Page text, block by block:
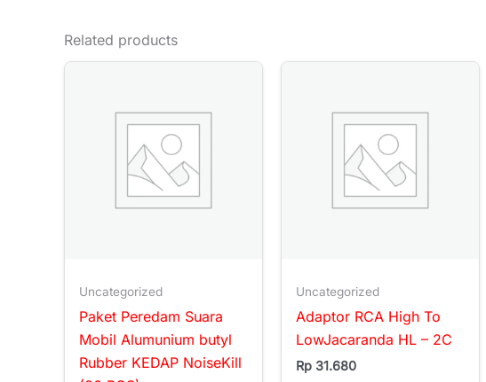
Related products
Uncategorized
Paket Peredam Suara
Mobil Alumunium butyl
Rubber KEDAP NoiseKill
Uncategorized
Adaptor RCA High To
LowJacaranda HL – 2C
Rp 31.680